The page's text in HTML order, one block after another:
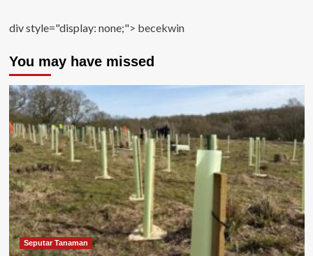
div style="display: none;"> becekwin
You may have missed
Seputar Tanaman